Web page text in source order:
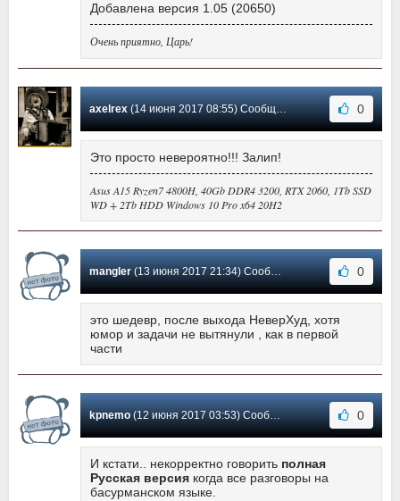
Добавлена версия 1.05 (20650)
Очень приятно, Царь!
axelrex(14 июня 2017 08:55) Сообщение #17 0
Это просто невероятно!!! Залип!
Asus A15 Ryzen7 4800H, 40Gb DDR4 3200, RTX 2060, 1Tb SSD
WD + 2Tb HDD Windows 10 Pro x64 20H2
mangler(13 июня 2017 21:34) Сообщение #16 0
это шедевр, после выхода НеверХуд, хотя
юмор и задачи не вытянули , как в первой
части
kpnemo(12 июня 2017 03:53) Сообщение #15 0
И кстати.. некорректно говорить полная
Русская версия когда все разговоры на
басурманском языке.